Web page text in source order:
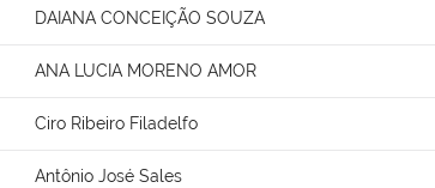
DAIANA CONCEIÇÃO SOUZA
ANA LUCIA MORENO AMOR
Ciro Ribeiro Filadelfo
Antônio José Sales